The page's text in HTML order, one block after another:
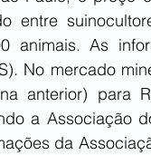
entre
animais. As
No mercado
anterior) para
a Associação
da